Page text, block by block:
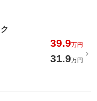
39.9万円
31.9万円